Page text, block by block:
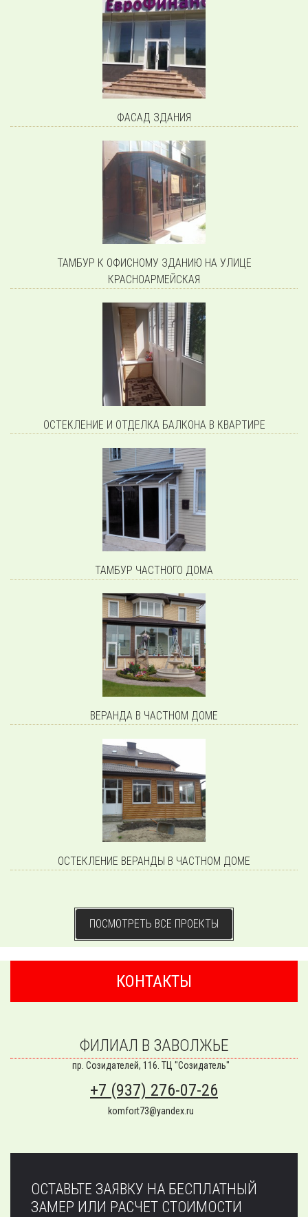
ФАСАД ЗДАНИЯ
ТАМБУР К ОФИСНОМУ ЗДАНИЮ НА УЛИЦЕ
КРАСНОАРМЕЙСКАЯ
ОСТЕКЛЕНИЕ И ОТДЕЛКА БАЛКОНА В КВАРТИРЕ
ТАМБУР ЧАСТНОГО ДОМА
ВЕРАНДА В ЧАСТНОМ ДОМЕ
ОСТЕКЛЕНИЕ ВЕРАНДЫ В ЧАСТНОМ ДОМЕ
ПОСМОТРЕТЬ ВСЕ ПРОЕКТЫ
КОНТАКТЫ
ФИЛИАЛ В ЗАВОЛЖЬЕ
пр. Созидателей, 116. ТЦ "Созидатель"
+7 (937) 276-07-26
komfort73@yandex.ru
ОСТАВЬТЕ ЗАЯВКУ НА БЕСПЛАТНЫЙ
ЗАМЕР ИЛИ РАСЧЕТ СТОИМОСТИ